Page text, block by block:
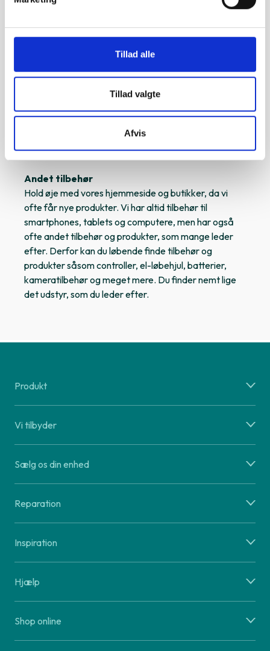
Tillad alle
Tillad valgte
Afvis
giver beskyttelse til din tablet, så den kan forlænge
at skrive og tegne med på din tablet, så finder du
også dette hos GreenMind.
opladere, så din tablet aldrig løber tør for strøm.
Vores opladere fås med op til 100W, og findes med
til 100W, op til 2M lang, med enten USB-C, USB-A og
Lightning, så de passer til de fleste iPads og Android
tablets.
Andet tilbehør
Hold øje med vores hjemmeside og butikker, da vi
ofte får nye produkter. Vi har altid tilbehør til
smartphones, tablets og computere, men har også
ofte andet tilbehør og produkter, som mange leder
efter. Derfor kan du løbende finde tilbehør og
produkter såsom controller, el-løbehjul, batterier,
kameratilbehør og meget mere. Du finder nemt lige
det udstyr, som du leder efter.
Produkt
Vi tilbyder
Sælg os din enhed
Reparation
Inspiration
Hjælp
Shop online